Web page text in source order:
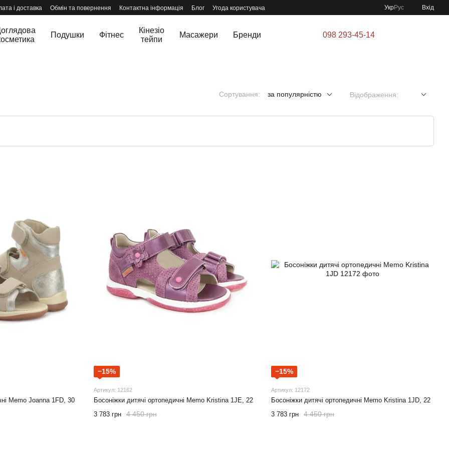
і доставка Обмін та повернення Контактна інформація Блог Угода користувача УкрРус Вхід
Подушки Фітнес
Кінезіо
тейпи
Масажери Бренди 098 293-45-14
Сортування: за популярністю Відображення:
Memo Joanna 1FD, 30
−15%
Артикул: 12162
Босоніжки дитячі ортопедичні Memo Kristina 1JE, 22
4 450 грн
3 783 грн
−15%
Артикул: 12172
Босоніжки дитячі ортопедичні Memo Kristina 1JD, 22
4 450 грн
3 783 грн